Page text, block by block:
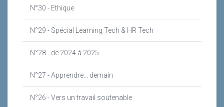
N°30 - Ethique
N°29 - Spécial Learning Tech & HR Tech
N°28 - de 2024 à 2025
N°27 - Apprendre... demain
N°26 - Vers un travail soutenable